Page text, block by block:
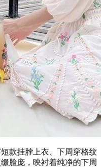
款挂脖上衣、下周穿格纹
脸庞，映衬着纯净的下周